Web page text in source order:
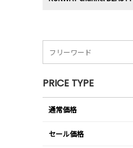
PRICE TYPE
通常価格
セール価格